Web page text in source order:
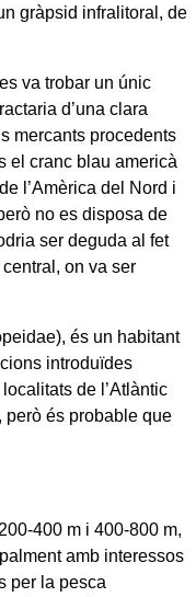
gràpsid infralitoral, de
va trobar un únic
d’una clara
mercants procedents
el cranc blau americà
l’Amèrica del Nord i
no es disposa de
ser deguda al fet
on va ser
és un habitant
introduïdes
de l’Atlàntic
però és probable que
400 m i 400-800 m,
amb interessos
per la pesca